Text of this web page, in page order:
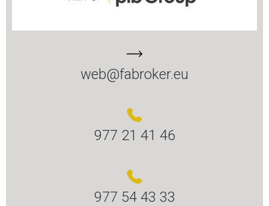
web@fabroker.eu
977 21 41 46
977 54 43 33